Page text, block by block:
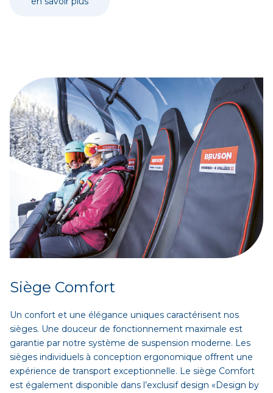
Siège Comfort
Un confort et une élégance uniques caractérisent nos
sièges. Une douceur de fonctionnement maximale est
garantie par notre système de suspension moderne. Les
sièges individuels à conception ergonomique offrent une
expérience de transport exceptionnelle. Le siège Comfort
est également disponible dans l’exclusif design «Design by